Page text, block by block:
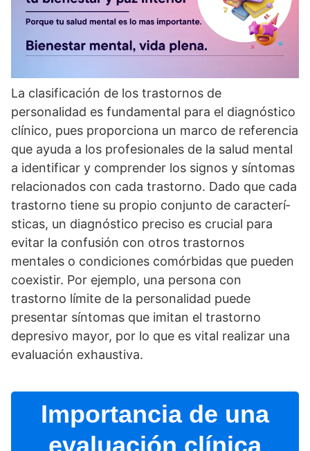
La clasificación de los trastornos de
personalidad es fundamental para el diagnóstico
clí­nico, pues proporciona un marco de referencia
que ayuda a los profesionales de la salud mental
a identificar y comprender los signos y sí­ntomas
relacionados con cada trastorno. Dado que cada
trastorno tiene su propio conjunto de caracterí­
sticas, un diagnóstico preciso es crucial para
evitar la confusión con otros trastornos
mentales o condiciones comórbidas que pueden
coexistir. Por ejemplo, una persona con
trastorno lí­mite de la personalidad puede
presentar sí­ntomas que imitan el trastorno
depresivo mayor, por lo que es vital realizar una
evaluación exhaustiva.
Importancia de una